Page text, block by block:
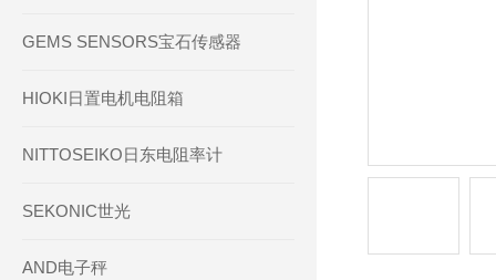
GEMS SENSORS宝石传感器
HIOKI日置电机电阻箱
NITTOSEIKO日东电阻率计
SEKONIC世光
AND电子秤